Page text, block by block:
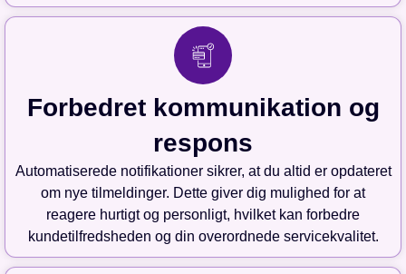
Forbedret kommunikation og
respons
Automatiserede notifikationer sikrer, at du altid er opdateret
om nye tilmeldinger. Dette giver dig mulighed for at
reagere hurtigt og personligt, hvilket kan forbedre
kundetilfredsheden og din overordnede servicekvalitet.